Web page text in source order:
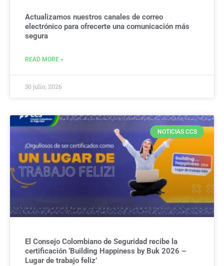
Actualizamos nuestros canales de correo
electrónico para ofrecerte una comunicación más
segura
READ MORE »
30 julio, 2026
NOTICIAS CCS
El Consejo Colombiano de Seguridad recibe la
certificación ‘Building Happiness by Buk 2026 –
Lugar de trabajo feliz’